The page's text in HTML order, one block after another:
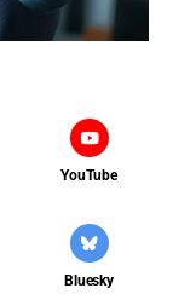
YouTube
Bluesky